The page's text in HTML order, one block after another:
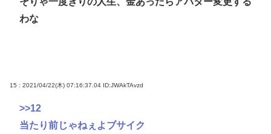
わな
15 : 2021/04/22(木) 07:16:37.04 ID:JWAkTAvzd
>>12
当たり前じゃねぇよブサイク